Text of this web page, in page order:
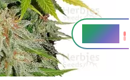
16-20%
THC